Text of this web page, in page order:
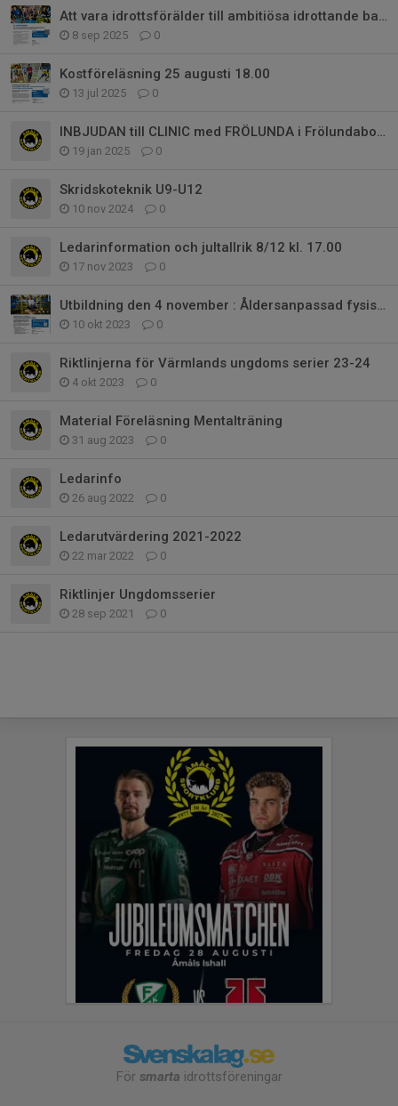
Att vara idrottsförälder till ambitiösa idrottande barn
8 sep 2025 0
Kostföreläsning 25 augusti 18.00
13 jul 2025 0
INBJUDAN till CLINIC med FRÖLUNDA i Frölundaborg!!
19 jan 2025 0
Skridskoteknik U9-U12
10 nov 2024 0
Ledarinformation och jultallrik 8/12 kl. 17.00
17 nov 2023 0
Utbildning den 4 november : Åldersanpassad fysisk träning
10 okt 2023 0
Riktlinjerna för Värmlands ungdoms serier 23-24
4 okt 2023 0
Material Föreläsning Mentalträning
31 aug 2023 0
Ledarinfo
26 aug 2022 0
Ledarutvärdering 2021-2022
22 mar 2022 0
Riktlinjer Ungdomsserier
28 sep 2021 0
För smarta idrottsföreningar